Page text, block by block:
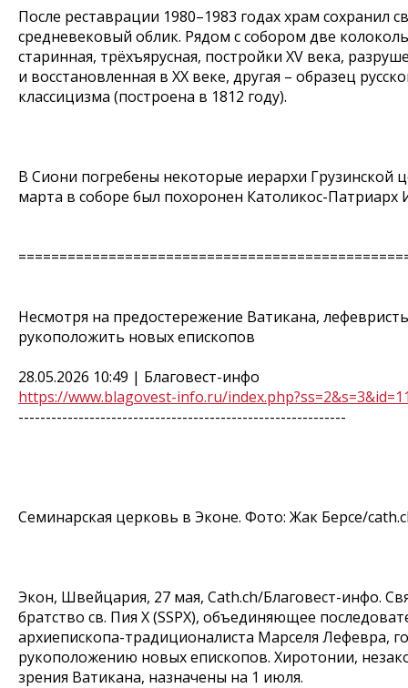
После реставрации 1980–1983 годах храм сохранил
средневековый облик. Рядом с собором две
старинная, трёхъярусная, постройки XV века,
и восстановленная в XX веке, другая – образец
классицизма (построена в 1812 году).
В Сиони погребены некоторые иерархи Грузинской
марта в соборе был похоронен Католикос-Патриарх
Несмотря на предостережение Ватикана,
рукоположить новых епископов
28.05.2026 10:49 | Благовест-инфо
https://www.blagovest-info.ru/
------------------------------------------------------------
Семинарская церковь в Эконе. Фото: Жак Берсе/
Экон, Швейцария, 27 мая, Cath.ch/Благовест-инфо.
братство св. Пия Х (SSPX), объединяющее
архиепископа-традиционалиста Марселя Лефевра,
рукоположению новых епископов. Хиротонии,
зрения Ватикана, назначены на 1 июля.